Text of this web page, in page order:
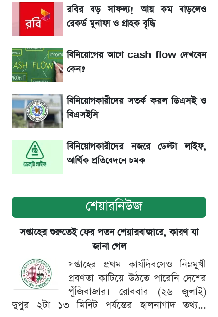
La Liga 2026-2027: সর্বশেষ পয়েন্ট টেবিল ও
খবর
একদিনের ব্যবধানে আজকের সোনার দাম
সূর্যগ্রহণের দিন আকাশে চোখ ধাঁধানো দৃশ্য, জেনে নিন
সরকারি চাকরিজীবীদের জন্য বড় সুখবর!
রবির বড় সাফল্য! আয় কম বাড়লেও
রেকর্ড মুনাফা ও গ্রাহক বৃদ্ধি
বিনিয়োগের আগে cash flow দেখবেন
কেন?
বিনিয়োগকারীদের সতর্ক করল ডিএসই ও
বিএসইসি
বিনিয়োগকারীদের নজরে ডেল্টা লাইফ,
আর্থিক প্রতিবেদনে চমক
শেয়ারনিউজ
সপ্তাহের শুরুতেই ফের পতন শেয়ারবাজারে, কারণ যা
জানা গেল
সপ্তাহের প্রথম কার্যদিবসেও নিম্নমুখী
প্রবণতা কাটিয়ে উঠতে পারেনি দেশের
পুঁজিবাজার। রোববার (২৬ জুলাই)
দুপুর ২টা ১৩ মিনিট পর্যন্তের হালনাগাদ তথ্য...